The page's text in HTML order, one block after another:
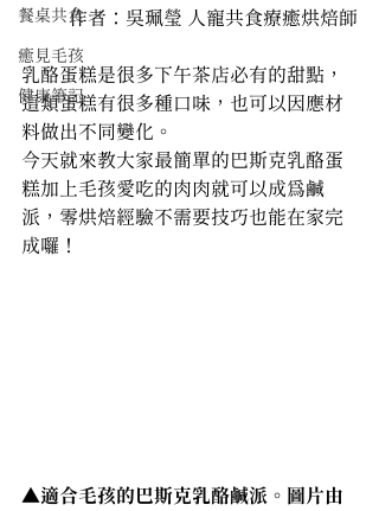
餐桌共食
癒見毛孩
健康筆記
作者： 吳珮瑩 人寵共食療癒烘焙師
乳酪蛋糕是很多下午茶店必有的甜點，
這類蛋糕有很多種口味，也可以因應材
料做出不同變化。
今天就來教大家最簡單的巴斯克乳酪蛋
糕加上毛孩愛吃的肉肉就可以成為鹹
派，零烘焙經驗不需要技巧也能在家完
成囉！
▲適合毛孩的巴斯克乳酪鹹派。圖片由